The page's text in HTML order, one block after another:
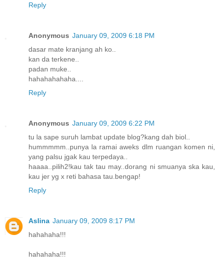
Reply
Anonymous January 09, 2009 6:18 PM
dasar mate kranjang ah ko..
kan da terkene..
padan muke..
hahahahahaha....
Reply
Anonymous January 09, 2009 6:22 PM
tu la sape suruh lambat update blog?kang dah biol..
hummmmm..punya la ramai aweks dlm ruangan komen ni,
yang palsu jgak kau terpedaya..
haaaa..pilih2!kau tak tau may..dorang ni smuanya ska kau,
kau jer yg x reti bahasa tau.bengap!
Reply
Aslina January 09, 2009 8:17 PM
hahahaha!!!
hahahaha!!!